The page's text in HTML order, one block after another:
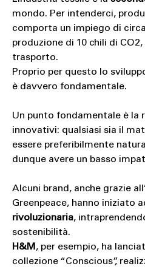
mondo. Per intenderci,
comporta un impiego di
produzione di 10 chili di
trasporto.
Proprio per questo lo
è davvero fondamentale.
Un punto fondamentale è la
innovativi: qualsiasi sia il
essere preferibilmente
dunque avere un basso
Alcuni brand, anche grazie
Greenpeace, hanno iniziato
rivoluzionaria,
sostenibilità.
H&M , per esempio, ha
collezione “Conscious”,